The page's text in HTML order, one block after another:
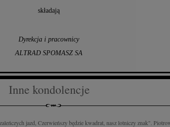
składają
Dyrekcja i pracownicy
ALTRAD SPOMASZ SA
Inne kondolencje
jazd, Czerwieńszy będzie kwadrat, nasz lotniczy znak".